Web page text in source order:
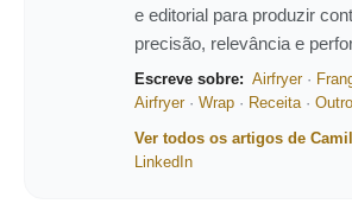
e editorial para produzir
precisão, relevância e
Escreve sobre: Airfryer·
Airfryer· Wrap · Receita·
Ver todos os artigos de
LinkedIn